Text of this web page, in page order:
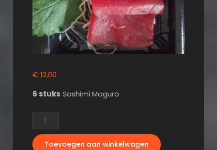
€12,00
6 stuks Sashimi Maguro
Sashimi
Maguro
aantal
Toevoegen aan winkelwagen